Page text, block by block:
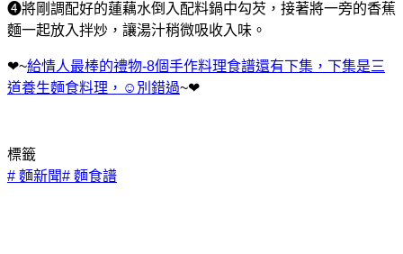
❹將剛調配好的蓮藕水倒入配料鍋中勾芡，接著將一旁的香蕉
麵一起放入拌炒，讓湯汁稍微吸收入味。
❤~給情人最棒的禮物-8個手作料理食譜還有下集，下集是三
道養生麵食料理，☺別錯過~❤
標籤
# 麵新聞# 麵食譜